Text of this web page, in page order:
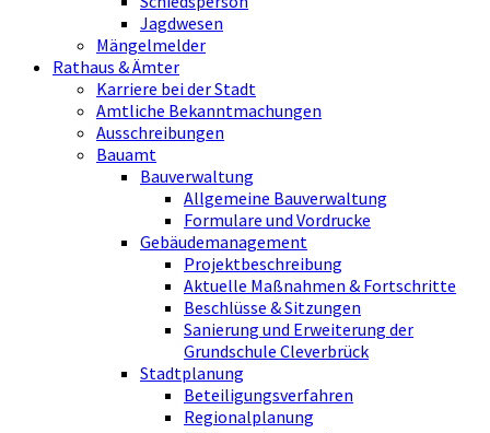
Jagdwesen
Mängelmelder
Rathaus & Ämter
Karriere bei der Stadt
Amtliche Bekanntmachungen
Ausschreibungen
Bauamt
Bauverwaltung
Allgemeine Bauverwaltung
Formulare und Vordrucke
Gebäudemanagement
Projektbeschreibung
Aktuelle Maßnahmen & Fortschritte
Beschlüsse & Sitzungen
Sanierung und Erweiterung der
Grundschule Cleverbrück
Stadtplanung
Beteiligungsverfahren
Regionalplanung